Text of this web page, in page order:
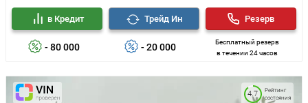
- 80 000
в Кредит
- 20 000
Трейд Ин
Бесплатный резерв
в течении 24 часов
Резерв
Рейтинг
состояния
4.7